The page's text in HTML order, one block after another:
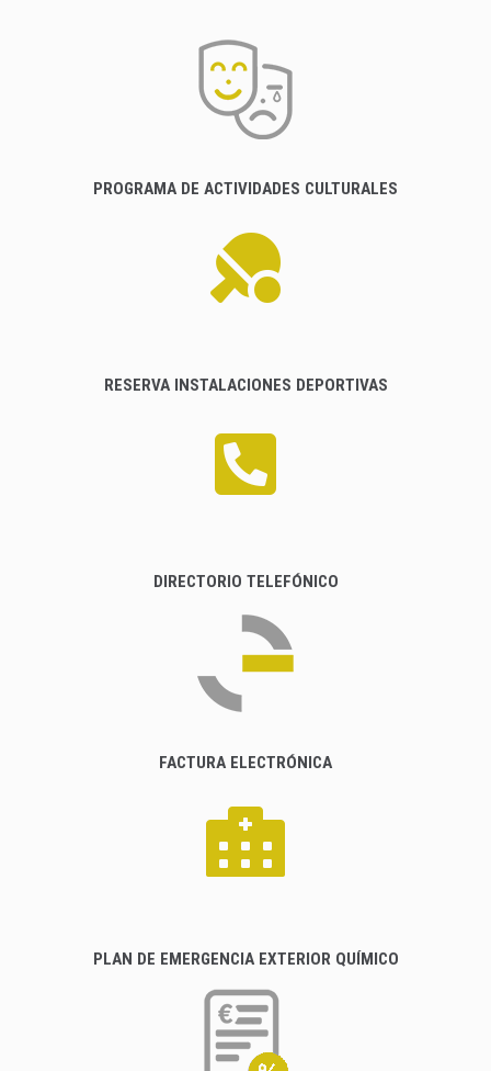
PROGRAMA DE ACTIVIDADES CULTURALES
RESERVA INSTALACIONES DEPORTIVAS
DIRECTORIO TELEFÓNICO
FACTURA ELECTRÓNICA
PLAN DE EMERGENCIA EXTERIOR QUÍMICO